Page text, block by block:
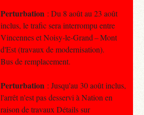
Perturbation : Du 8 août au 23 août
inclus, le trafic sera interrompu entre
Vincennes et Noisy-le-Grand – Mont
d'Est (travaux de modernisation).
Bus de remplacement.
Perturbation : Jusqu'au 30 août inclus,
l'arrêt n'est pas desservi à Nation en
raison de travaux Détails sur